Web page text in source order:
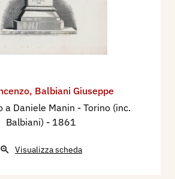
, Balbiani Giuseppe
a Daniele Manin - Torino (inc.
Balbiani) - 1861
Visualizza scheda